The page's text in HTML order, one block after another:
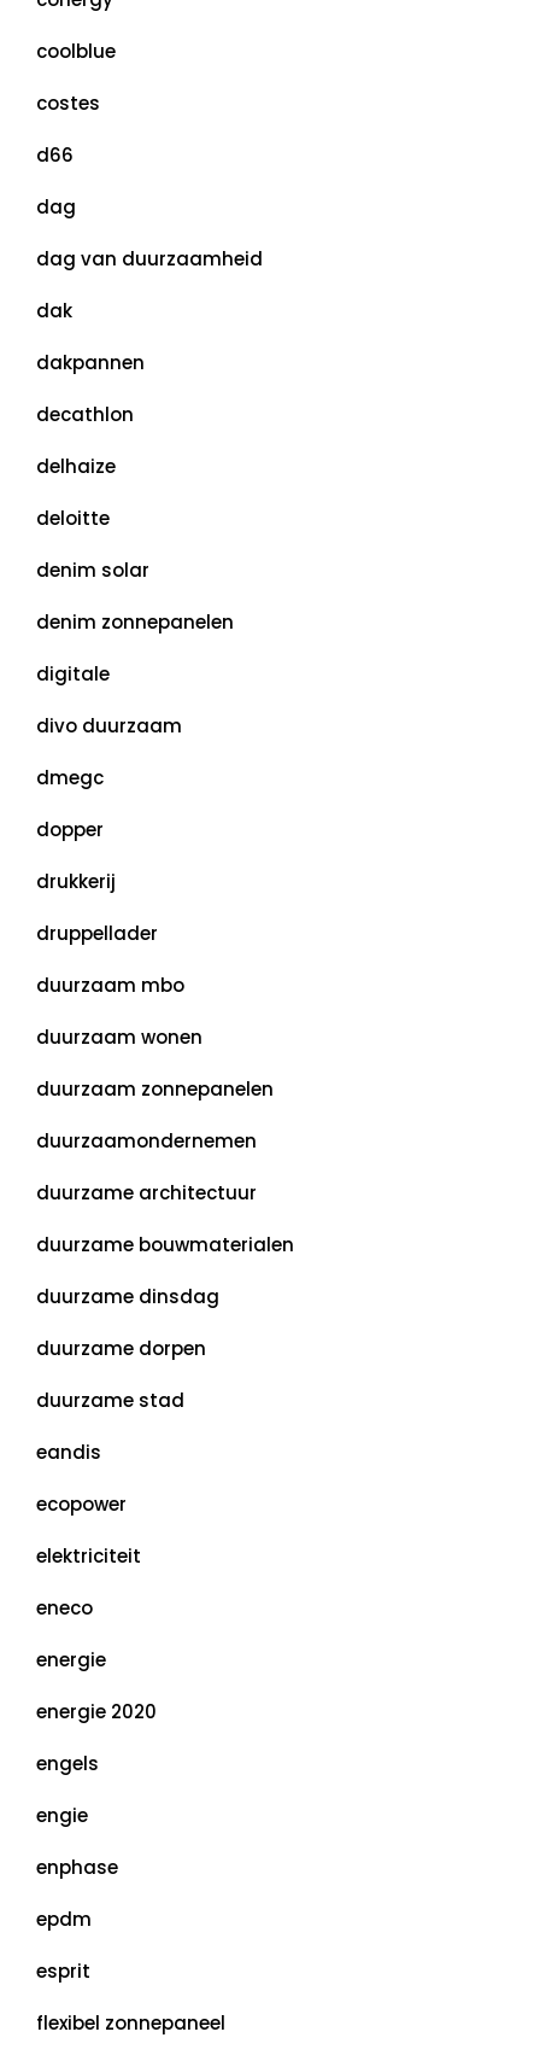
coolblue
costes
d66
dag
dag van duurzaamheid
dak
dakpannen
decathlon
delhaize
deloitte
denim solar
denim zonnepanelen
digitale
divo duurzaam
dmegc
dopper
drukkerij
druppellader
duurzaam mbo
duurzaam wonen
duurzaam zonnepanelen
duurzaamondernemen
duurzame architectuur
duurzame bouwmaterialen
duurzame dinsdag
duurzame dorpen
duurzame stad
eandis
ecopower
elektriciteit
eneco
energie
energie 2020
engels
engie
enphase
epdm
esprit
flexibel zonnepaneel